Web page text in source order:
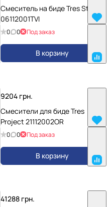
Смеситель на биде Tres Study
06112001TVI
0 0 Под заказ
В корзину
9204 грн.
Смесители для биде Tres
Project 21112002OR
0 0 Под заказ
В корзину
41288 грн.